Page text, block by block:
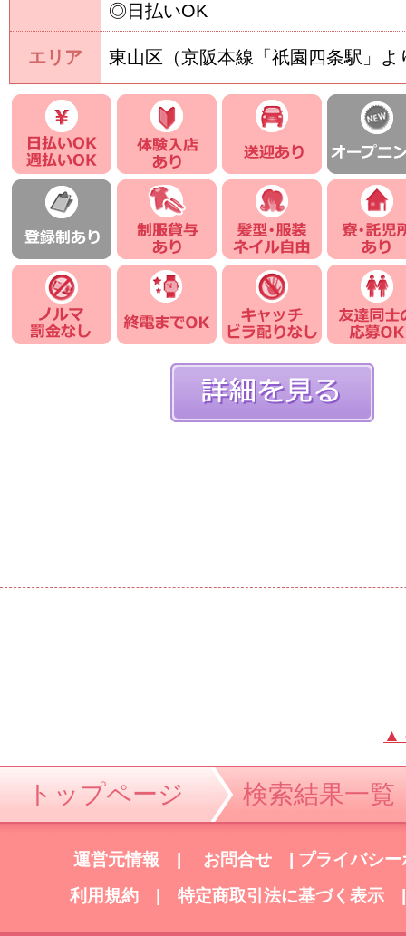
◎日払いOK
エリア 東山区（京阪本線「祇園四条駅」よ
▲
トップページ 検索結果一覧
運営元情報 お問合せ
プライバシ
利用規約| 特定商取引法に基づく表示